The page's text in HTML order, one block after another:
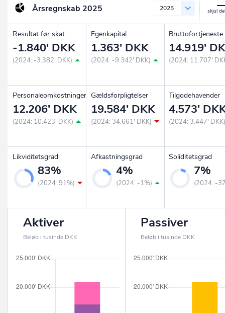
Årsregnskab 2025 2025
Resultat før skat
-1.840' DKK
(2024: -3.382' DKK)
Egenkapital
1.363' DKK
(2024: -9.342' DKK)
Bruttofortjeneste
14.919'
(2024: 11.707'
Personaleomkostninger
12.206' DKK
(2024: 10.423' DKK)
Gældsforpligtelser
19.584' DKK
(2024: 34.661' DKK)
Tilgodehavender
4.573'
(2024: 3.447'
Likviditetsgrad
83%
(2024: 91%)
Afkastningsgrad
4%
(2024: -1%)
Soliditetsgrad
7%
(2024: -
Aktiver
Beløb i tusinde DKK
Passiver
Beløb i tusinde DKK